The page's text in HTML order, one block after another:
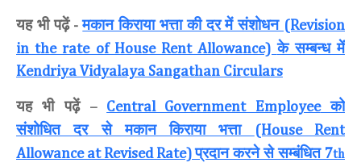
यह भी पढ़ें -मकान किराया भत्ता की दर में संशोधन (Revision
in the rate of House Rent Allowance)के सम्बन्ध में
Kendriya Vidyalaya Sangathan Circulars
यह भी पढ़ें – Central Government Employeeको
संशोधित दर से मकान किराया भत्ता
(House Rent
Allowance at Revised Rate)प्रदान करने से सम्बंधित 7th